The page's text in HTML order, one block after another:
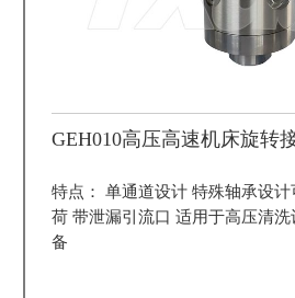
GEH010高压高速机床旋转
特点： 单通道设计 特殊轴承设
荷 带泄漏引流口 适用于高压清
备